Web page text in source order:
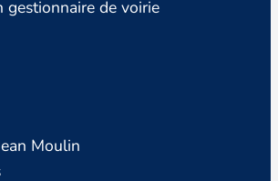
gestionnaire de voirie
Moulin